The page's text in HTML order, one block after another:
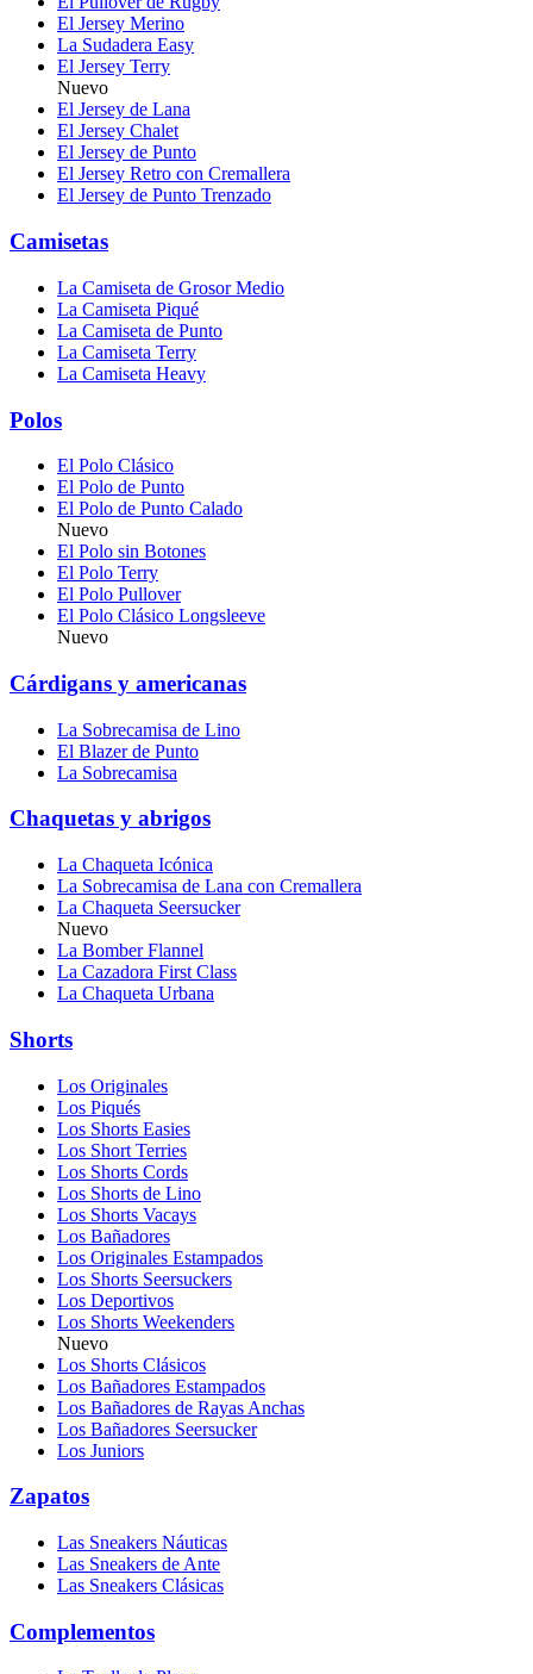
El Jersey Merino
La Sudadera Easy
El Jersey Terry
Nuevo
El Jersey de Lana
El Jersey Chalet
El Jersey de Punto
El Jersey Retro con Cremallera
El Jersey de Punto Trenzado
Camisetas
La Camiseta de Grosor Medio
La Camiseta Piqué
La Camiseta de Punto
La Camiseta Terry
La Camiseta Heavy
Polos
El Polo Clásico
El Polo de Punto
El Polo de Punto Calado
Nuevo
El Polo sin Botones
El Polo Terry
El Polo Pullover
El Polo Clásico Longsleeve
Nuevo
Cárdigans y americanas
La Sobrecamisa de Lino
El Blazer de Punto
La Sobrecamisa
Chaquetas y abrigos
La Chaqueta Icónica
La Sobrecamisa de Lana con Cremallera
La Chaqueta Seersucker
Nuevo
La Bomber Flannel
La Cazadora First Class
La Chaqueta Urbana
Shorts
Los Originales
Los Piqués
Los Shorts Easies
Los Short Terries
Los Shorts Cords
Los Shorts de Lino
Los Shorts Vacays
Los Bañadores
Los Originales Estampados
Los Shorts Seersuckers
Los Deportivos
Los Shorts Weekenders
Nuevo
Los Shorts Clásicos
Los Bañadores Estampados
Los Bañadores de Rayas Anchas
Los Bañadores Seersucker
Los Juniors
Zapatos
Las Sneakers Náuticas
Las Sneakers de Ante
Las Sneakers Clásicas
Complementos